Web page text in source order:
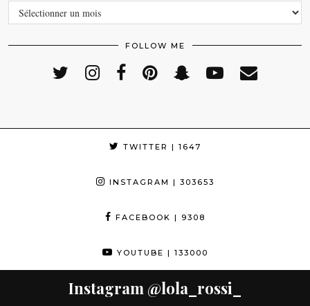
ARCHIVES
FOLLOW ME
TWITTER | 1647
INSTAGRAM | 303653
FACEBOOK | 9308
YOUTUBE | 133000
Instagram @lola_rossi_